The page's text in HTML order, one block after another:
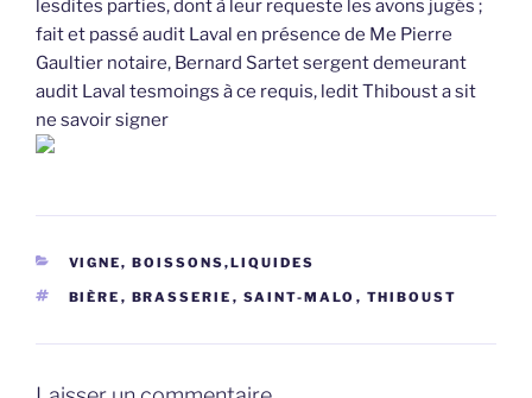
lesdites parties, dont à leur requeste les avons jugés ;
fait et passé audit Laval en présence de Me Pierre
Gaultier notaire, Bernard Sartet sergent demeurant
audit Laval tesmoings à ce requis, ledit Thiboust a sit
ne savoir signer
CATÉGORIES
VIGNE, BOISSONS,LIQUIDES
ÉTIQUETTES
BIÈRE , BRASSERIE , SAINT-MALO , THIBOUST